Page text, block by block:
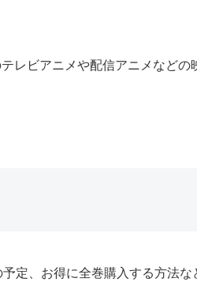
レビアニメや配信アニメなどの
定、お得に全巻購入する方法な